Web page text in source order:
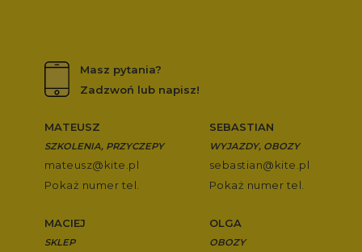
Masz pytania?
Zadzwoń lub napisz!
MATEUSZ
SZKOLENIA, PRZYCZEPY
mateusz@kite.pl
Pokaż numer tel.
MACIEJ
SKLEP
SEBASTIAN
WYJAZDY, OBOZY
sebastian@kite.pl
Pokaż numer tel.
OLGA
OBOZY